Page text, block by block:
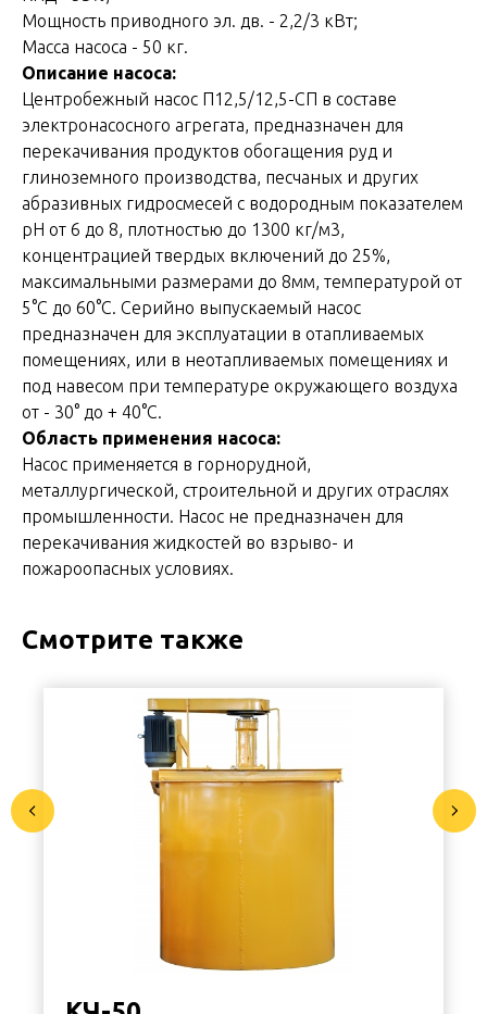
Мощность приводного эл. дв. - 2,2/3 кВт;
Масса насоса - 50 кг.
Описание насоса:
Центробежный насос П12,5/12,5-СП в составе
электронасосного агрегата, предназначен для
перекачивания продуктов обогащения руд и
глиноземного производства, песчаных и других
абразивных гидросмесей с водородным показателем
рН от 6 до 8, плотностью до 1300 кг/м3,
концентрацией твердых включений до 25%,
максимальными размерами до 8мм, температурой от
5°С до 60°С. Серийно выпускаемый насос
предназначен для эксплуатации в отапливаемых
помещениях, или в неотапливаемых помещениях и
под навесом при температуре окружающего воздуха
от - 30° до + 40°С.
Область применения насоса:
Насос применяется в горнорудной,
металлургической, строительной и других отраслях
промышленности. Насос не предназначен для
перекачивания жидкостей во взрыво- и
пожароопасных условиях.
Смотрите также